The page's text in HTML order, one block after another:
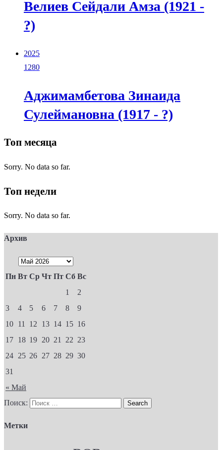
Велиев Сейдали Амза (1921 -
?)
2025
1280
Аджимамбетова Зинаида
Сулеймановна (1917 - ?)
Топ месяца
Sorry. No data so far.
Топ недели
Sorry. No data so far.
Архив
Пн Вт Ср Чт Пт Сб Вс
« Май
1
2
3
4 5 6 7 8
9
10 11 12 13 14 15 16
17 18 19 20 21 22 23
24 25 26 27 28 29 30
31
Поиск:
Метки